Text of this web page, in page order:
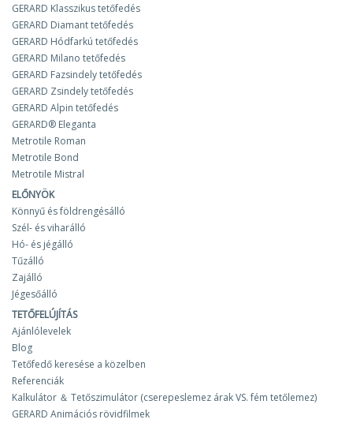
GERARD Klasszikus tetőfedés
GERARD Diamant tetőfedés
GERARD Hódfarkú tetőfedés
GERARD Milano tetőfedés
GERARD Fazsindely tetőfedés
GERARD Zsindely tetőfedés
GERARD Alpin tetőfedés
GERARD® Eleganta
Metrotile Roman
Metrotile Bond
Metrotile Mistral
ELŐNYÖK
Könnyű és földrengésálló
Szél- és viharálló
Hó- és jégálló
Tűzálló
Zajálló
Jégesőálló
TETŐFELÚJÍTÁS
Ajánlólevelek
Blog
Tetőfedő keresése a közelben
Referenciák
Kalkulátor ＆ Tetőszimulátor (cserepeslemez árak VS. fém tetőlemez)
GERARD Animációs rövidfilmek